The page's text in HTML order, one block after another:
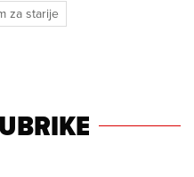
za starije